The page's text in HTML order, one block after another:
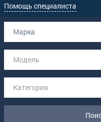
Помощь специалиста
Марка
Модель
Категория